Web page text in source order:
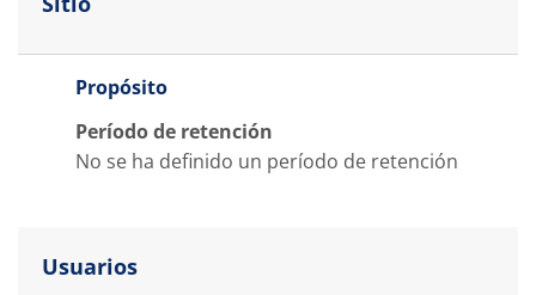
Propósito
Período de retención
No se ha definido un período de retención
Usuarios